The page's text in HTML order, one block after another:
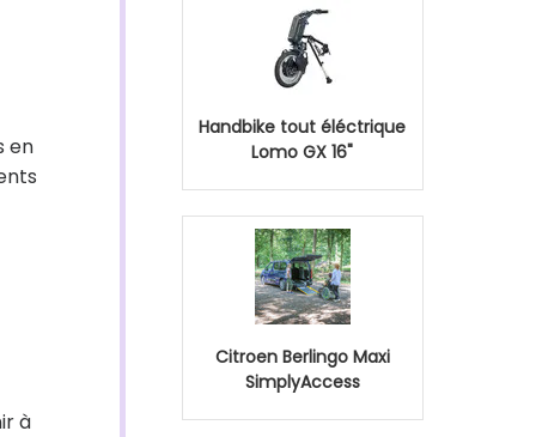
en
à
Handbike tout éléctrique
Lomo GX 16"
Citroen Berlingo Maxi
SimplyAccess